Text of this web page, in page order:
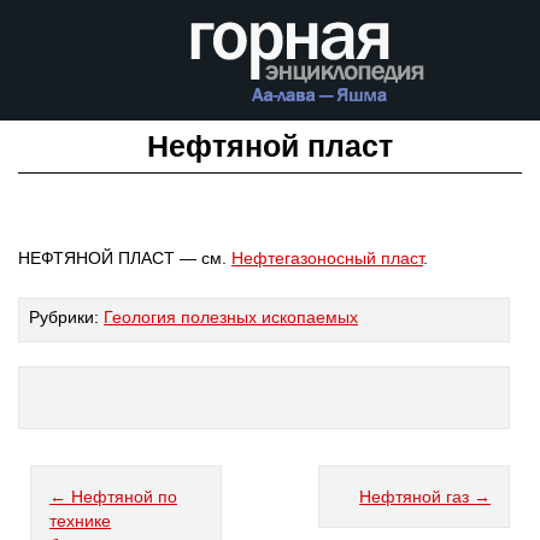
Нефтяной пласт
НЕФТЯНОЙ ПЛАСТ — см. Нефтегазоносный пласт.
Рубрики: Геология полезных ископаемых
← Нефтяной по
технике
Нефтяной газ →